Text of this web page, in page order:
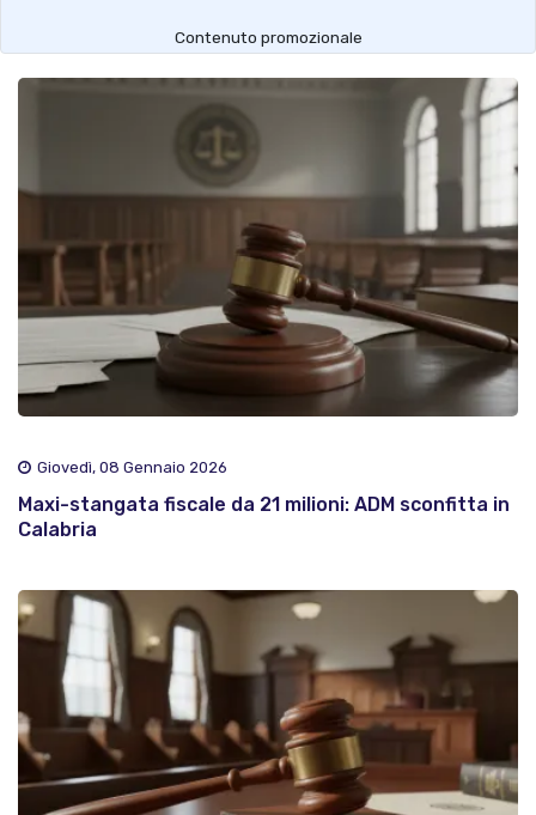
Contenuto promozionale
Giovedì, 08 Gennaio 2026
Maxi-stangata fiscale da 21 milioni: ADM sconfitta in
Calabria